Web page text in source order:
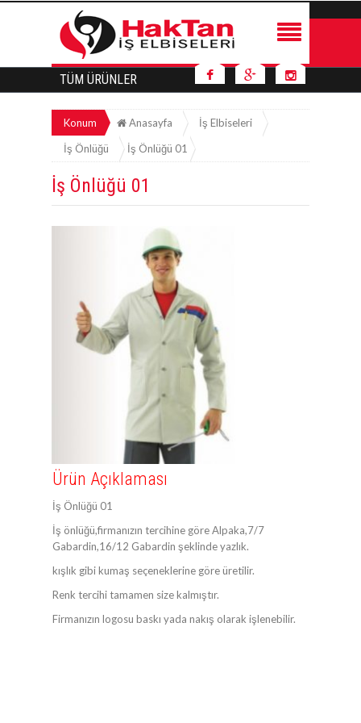
TÜM ÜRÜNLER
Konum Anasayfa
İş Elbiseleri
İş Önlüğü
İş Önlüğü 01
İş Önlüğü 01
Ürün Açıklaması
İş Önlüğü 01
İş önlüğü,firmanızın tercihine göre Alpaka,7/7
Gabardin,16/12 Gabardin şeklinde yazlık.
kışlık gibi kumaş seçeneklerine göre üretilir.
Renk tercihi tamamen size kalmıştır.
Firmanızın logosu baskı yada nakış olarak işlenebilir.